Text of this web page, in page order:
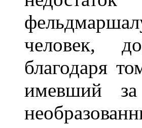
человек,
благодаря
имевший